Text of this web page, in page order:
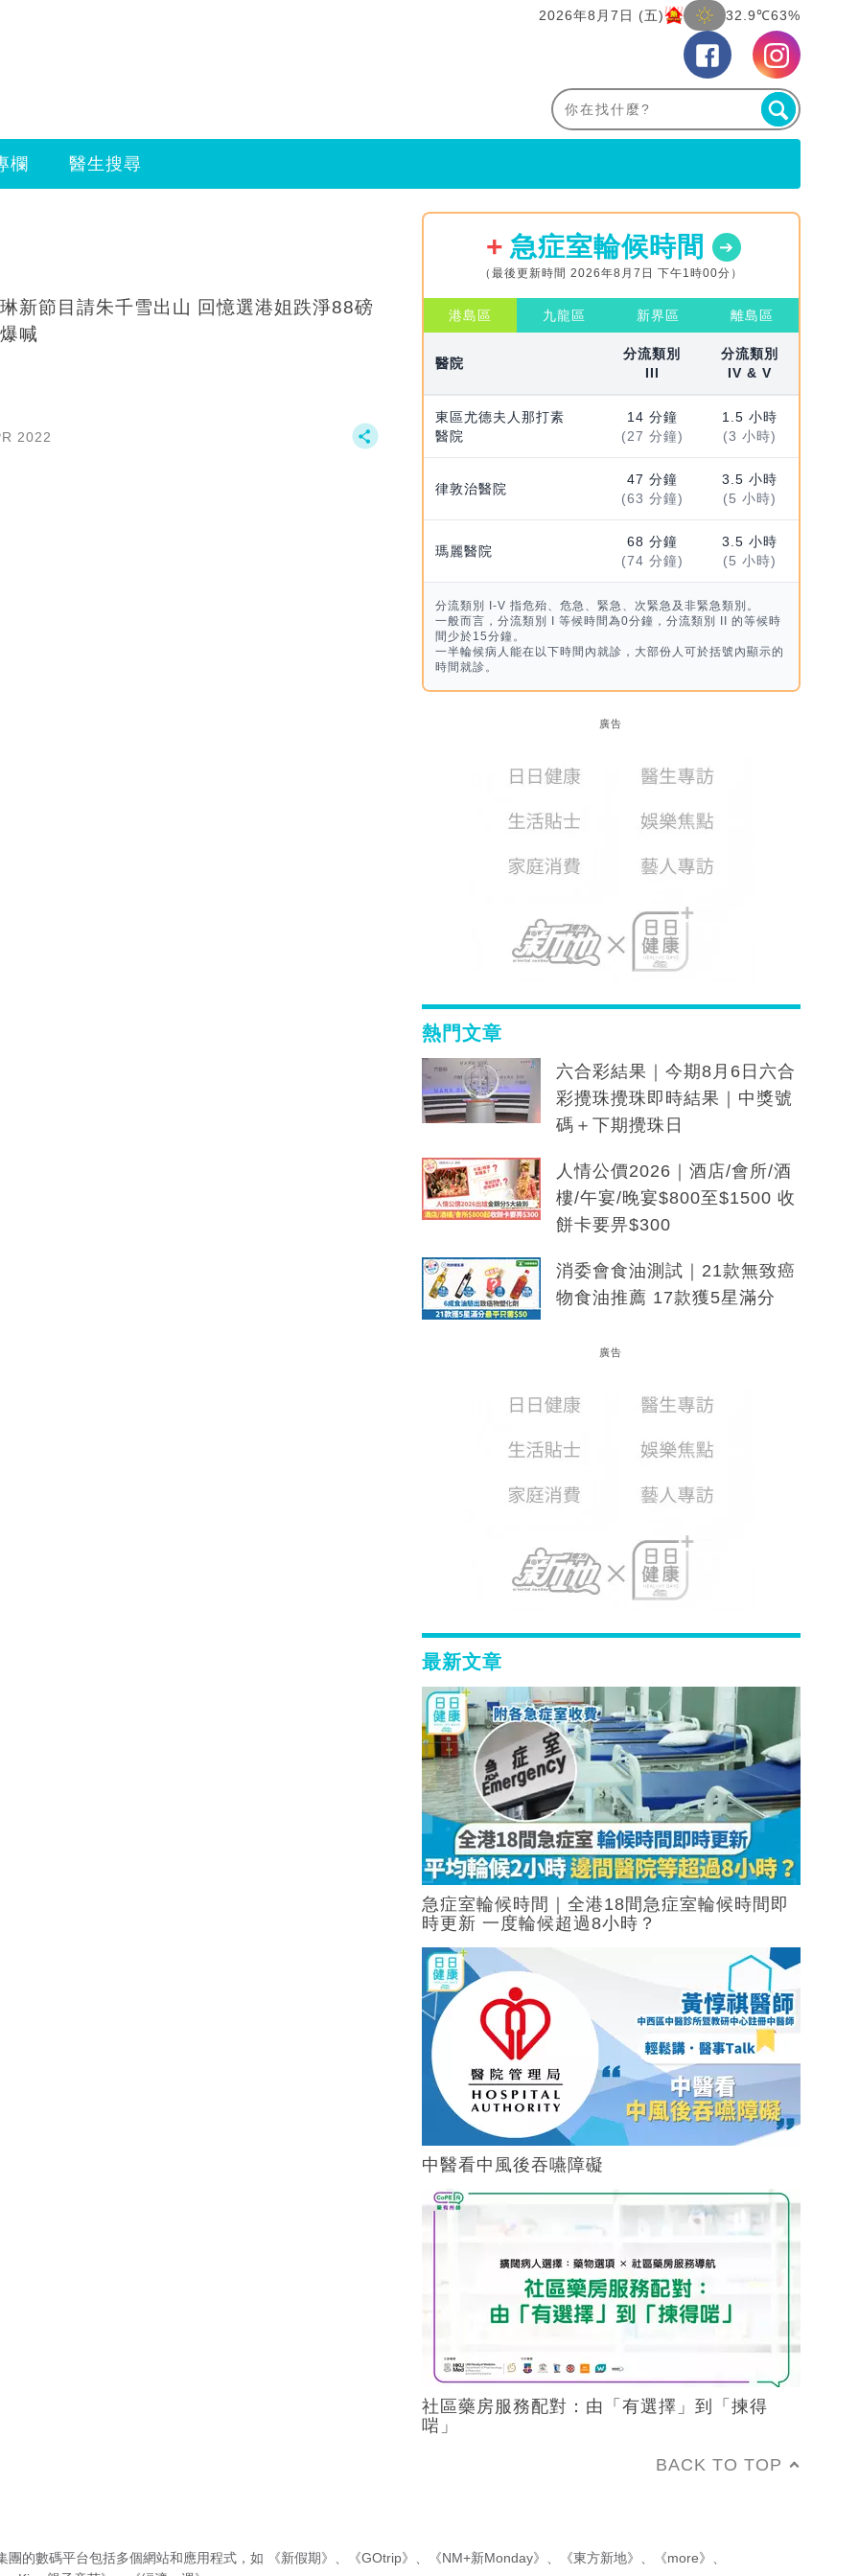
2026年8月7日 (五) 32.9℃63%
欄 醫生搜尋
目請朱千雪出山 回憶選港姐跌淨88磅
喊
2022
急症室輪候時間
（最後更新時間 2026年8月7日 下午1時00分）
港島區 九龍區 新界區 離島區
醫院
分流類別
III
分流類別
IV & V
東區尤德夫人那打素
醫院
14 分鐘
(27 分鐘)
1.5 小時
(3 小時)
律敦治醫院
47 分鐘
(63 分鐘)
3.5 小時
(5 小時)
瑪麗醫院
68 分鐘
(74 分鐘)
3.5 小時
(5 小時)
分流類別 I-V 指危殆、危急、緊急、次緊急及非緊急類別。
一般而言，分流類別 I 等候時間為0分鐘，分流類別 II 的等候時
間少於15分鐘。
一半輪候病人能在以下時間內就診，大部份人可於括號內顯示的
時間就診。
廣告
熱門文章
六合彩結果｜今期8月6日六合
彩攪珠攪珠即時結果｜中獎號
碼＋下期攪珠日
人情公價2026｜酒店/會所/酒
樓/午宴/晚宴$800至$1500 收
餅卡要畀$300
消委會食油測試｜21款無致癌
物食油推薦 17款獲5星滿分
廣告
最新文章
急症室輪候時間｜全港18間急症室輪候時間即
時更新 一度輪候超過8小時？
中醫看中風後吞嚥障礙
社區藥房服務配對：由「有選擇」到「揀得
啱」
BACK TO TOP
團的數碼平台包括多個網站和應用程式，如 《新假期》 、 《GOtrip》 、 《NM+新Monday》 、 《東方新地》 、 《more》 、